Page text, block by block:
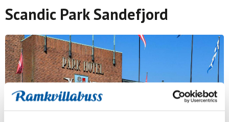
Scandic Park Sandefjord